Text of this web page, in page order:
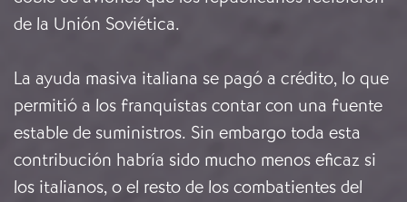
de la Unión Soviética.
La ayuda masiva italiana se pagó a crédito, lo que
permitió a los franquistas contar con una fuente
estable de suministros. Sin embargo toda esta
contribución habría sido mucho menos eficaz si
los italianos, o el resto de los combatientes del